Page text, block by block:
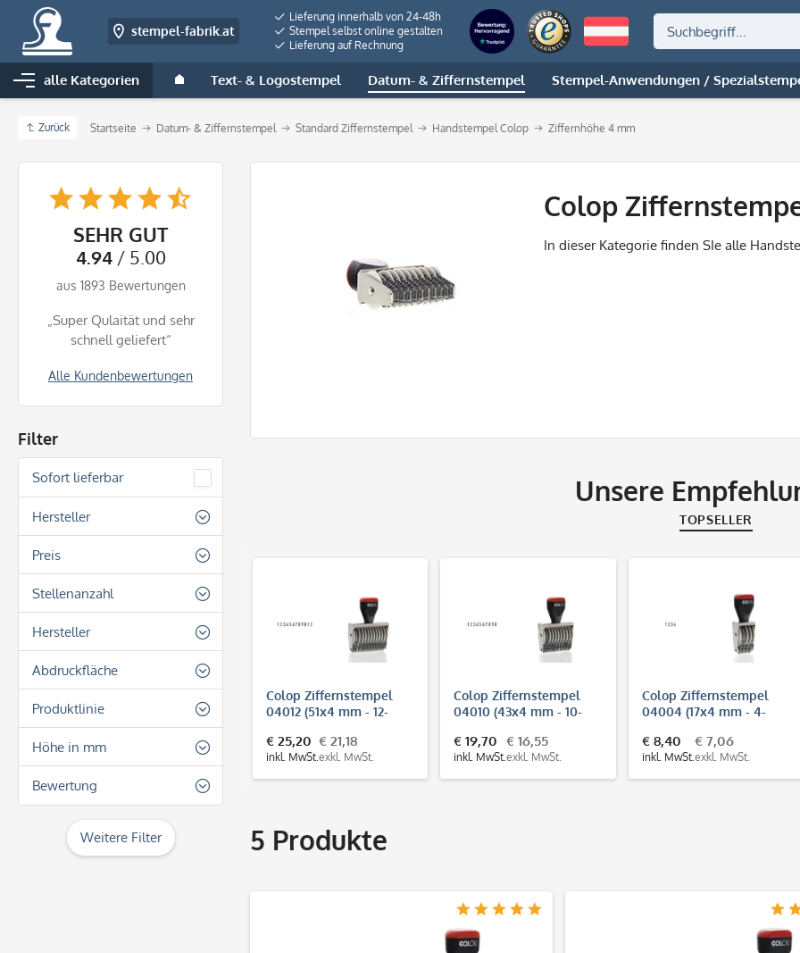
stempel-fabrik.at
Lieferung innerhalb von 24-48h
Stempel selbst online gestalten
Lieferung auf Rechnung
alle Kategorien Text- & Logostempel Datum- & Ziffernstempel Stempel-Anwendungen /
Zurück Startseite Datum- & Ziffernstempel Standard Ziffernstempel Handstempel Colop Ziffernhöhe 4 mm
SEHR GUT
4.94/ 5.00
aus 1893 Bewertungen
Alle Kundenbewertungen
„Super Qulaität und sehr
schnell geliefert“
Filter
Sofort lieferbar
Hersteller
Colop
Preis
von€ 8,40bis€ 25,20
Stellenanzahl
4 Stellen
6 Stellen
10 Stellen
Hersteller
Colop
Abdruckfläche
Rechteckig
Produktlinie
Colop Ziffernstempel
Höhe in mm
SH 4 mm
Bewertung
& mehr
Weitere Filter
Colop
In dieser Kategorie finden SIe alle
Unsere
TOPSELLER
Colop Ziffernstempel
04012 (51x4 mm - 12-
€ 25,20
inkl. MwSt.
€ 21,18
exkl. MwSt.
Colop Ziffernstempel
04010 (43x4 mm - 10-
€ 19,70
inkl. MwSt.
€ 16,55
exkl. MwSt.
Colop Ziffernstempel
04004 (17x4 mm - 4-
€ 8,40
inkl. MwSt.
€ 7,06
exkl. MwSt.
5 Produkte